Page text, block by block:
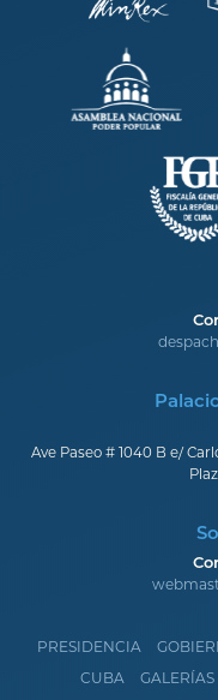
Ave Paseo # 1040 B e/
PRESIDENCIA
CUBA
GALERÍAS